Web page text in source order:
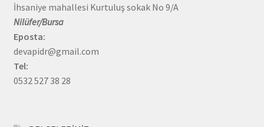
İhsaniye mahallesi Kurtuluş sokak No 9/A
Nilüfer/Bursa
Eposta:
devapidr@gmail.com
Tel:
0532 527 38 28